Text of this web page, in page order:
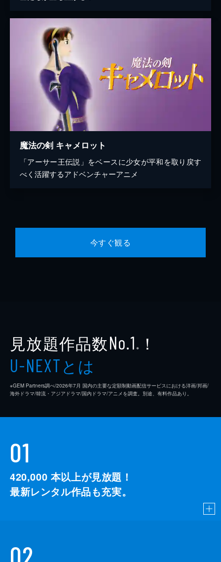
魔法の剣 キャメロット
「アーサー王伝説」をベースに少女が平和を取り戻す
べく活躍するアドベンチャーアニメ
今すぐ観る
見放題作品数No.1 ※ ！
U-NEXTとは
※GEM Partners調べ/2026年7⽉ 国内の主要な定額制動画配信サービスにおける洋画/邦画/
海外ドラマ/韓流・アジアドラマ/国内ドラマ/アニメを調査。別途、有料作品あり。
01
420,000 本以上が見放題！
最新レンタル作品も充実。
02